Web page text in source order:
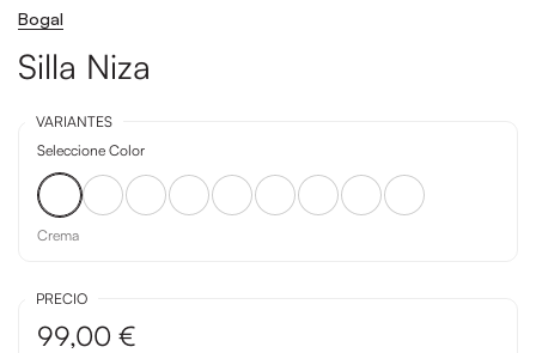
Bogal
Silla Niza
VARIANTES
Seleccione Color
CremaPerla MarengoMarrónSalmónMostazaVerdeAzul Gris
Crema
PRECIO
99,00 €